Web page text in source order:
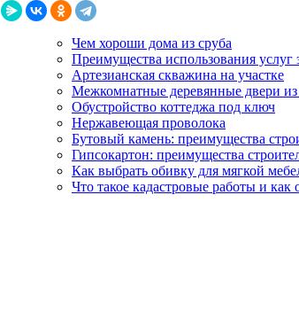
Чем хороши дома из сруба
Преимущества использования услуг
Артезианская скважина на участке
Межкомнатные деревянные двери из
Обустройство коттеджа под ключ
Нержавеющая проволока
Бутовый камень: преимущества
Гипсокартон: преимущества
Как выбрать обивку для мягкой
Что такое кадастровые работы и как